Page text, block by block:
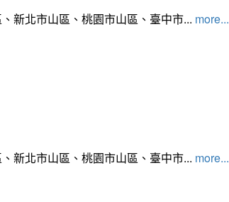
新北市山區、桃園市山區、臺中市... more...
新北市山區、桃園市山區、臺中市... more...